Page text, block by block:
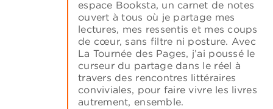
espace Booksta, un carnet de notes
ouvert à tous où je partage mes
lectures, mes ressentis et mes coups
de cœur, sans filtre ni posture. Avec
La Tournée des Pages, j’ai poussé le
curseur du partage dans le réel à
travers des rencontres littéraires
conviviales, pour faire vivre les livres
autrement, ensemble.